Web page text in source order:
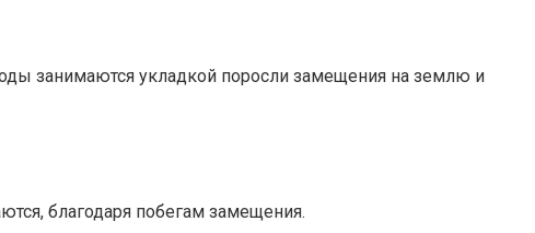
занимаются укладкой поросли замещения на землю и
благодаря побегам замещения.